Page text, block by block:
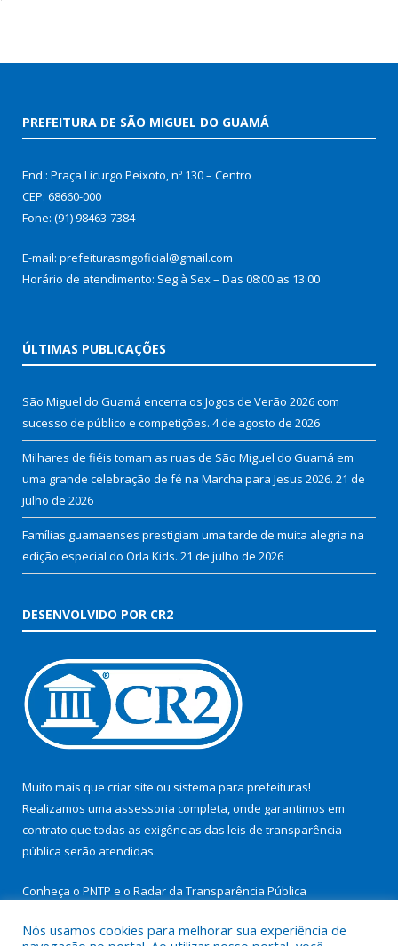
PREFEITURA DE SÃO MIGUEL DO GUAMÁ
End.: Praça Licurgo Peixoto, nº 130 – Centro
CEP: 68660-000
Fone: (91) 98463-7384
E-mail: prefeiturasmgoficial@gmail.com
Horário de atendimento: Seg à Sex – Das 08:00 as 13:00
ÚLTIMAS PUBLICAÇÕES
São Miguel do Guamá encerra os Jogos de Verão 2026 com
sucesso de público e competições. 4 de agosto de 2026
Milhares de fiéis tomam as ruas de São Miguel do Guamá em
uma grande celebração de fé na Marcha para Jesus 2026. 21 de
julho de 2026
Famílias guamaenses prestigiam uma tarde de muita alegria na
edição especial do Orla Kids. 21 de julho de 2026
DESENVOLVIDO POR CR2
Muito mais que criar site ou sistema para prefeituras!
Realizamos uma assessoria completa, onde garantimos em
contrato que todas as exigências das leis de transparência
pública serão atendidas.
Conheça o PNTP e o Radar da Transparência Pública
Nós usamos cookies para melhorar sua experiência de